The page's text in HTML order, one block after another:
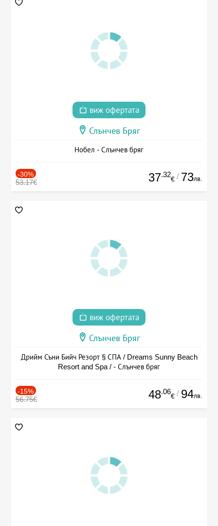
виж офертата
Слънчев Бряг
Нобел - Слънчев бряг
-30%
53.17€ 37.32
€ / 73лв.
виж офертата
Слънчев Бряг
Дрийм Съни Бийч Резорт § СПА / Dreams Sunny Beach
Resort and Spa / - Слънчев бряг
-15%
56.75€ 48.06
€ / 94лв.